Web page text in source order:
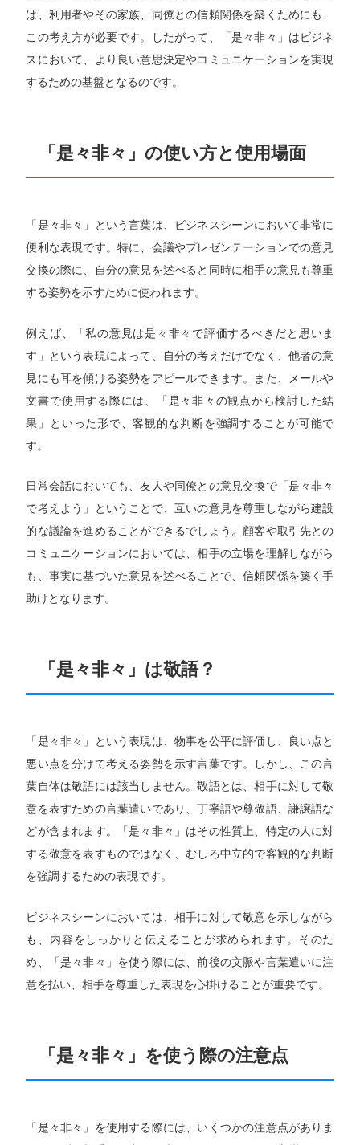
は、利用者やその家族、同僚との信頼関係を築くためにも、
この考え方が必要です。したがって、「是々非々」はビジネ
スにおいて、より良い意思決定やコミュニケーションを実現
するための基盤となるのです。
「是々非々」の使い方と使用場面
「是々非々」という言葉は、ビジネスシーンにおいて非常に
便利な表現です。特に、会議やプレゼンテーションでの意見
交換の際に、自分の意見を述べると同時に相手の意見も尊重
する姿勢を示すために使われます。
例えば、「私の意見は是々非々で評価するべきだと思いま
す」という表現によって、自分の考えだけでなく、他者の意
見にも耳を傾ける姿勢をアピールできます。また、メールや
文書で使用する際には、「是々非々の観点から検討した結
果」といった形で、客観的な判断を強調することが可能で
す。
日常会話においても、友人や同僚との意見交換で「是々非々
で考えよう」ということで、互いの意見を尊重しながら建設
的な議論を進めることができるでしょう。顧客や取引先との
コミュニケーションにおいては、相手の立場を理解しながら
も、事実に基づいた意見を述べることで、信頼関係を築く手
助けとなります。
「是々非々」は敬語？
「是々非々」という表現は、物事を公平に評価し、良い点と
悪い点を分けて考える姿勢を示す言葉です。しかし、この言
葉自体は敬語には該当しません。敬語とは、相手に対して敬
意を表すための言葉遣いであり、丁寧語や尊敬語、謙譲語な
どが含まれます。「是々非々」はその性質上、特定の人に対
する敬意を表すものではなく、むしろ中立的で客観的な判断
を強調するための表現です。
ビジネスシーンにおいては、相手に対して敬意を示しながら
も、内容をしっかりと伝えることが求められます。そのた
め、「是々非々」を使う際には、前後の文脈や言葉遣いに注
意を払い、相手を尊重した表現を心掛けることが重要です。
「是々非々」を使う際の注意点
「是々非々」を使用する際には、いくつかの注意点がありま